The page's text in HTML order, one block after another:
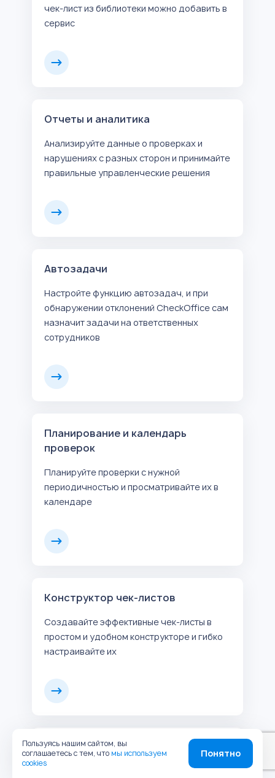
чек-лист из библиотеки можно добавить в
сервис
Отчеты и аналитика
Анализируйте данные о проверках и
нарушениях с разных сторон и принимайте
правильные управленческие решения
Автозадачи
Настройте функцию автозадач, и при
обнаружении отклонений CheckOffice сам
назначит задачи на ответственных
сотрудников
Планирование и календарь
проверок
Планируйте проверки с нужной
периодичностью и просматривайте их в
календаре
Конструктор чек-листов
Создавайте эффективные чек-листы в
простом и удобном конструкторе и гибко
настраивайте их
Логика конструктора
Функция «Логика» позволит детально и
Пользуясь нашим сайтом, вы
соглашаетесь с тем, что мы используем
cookies
Понятно